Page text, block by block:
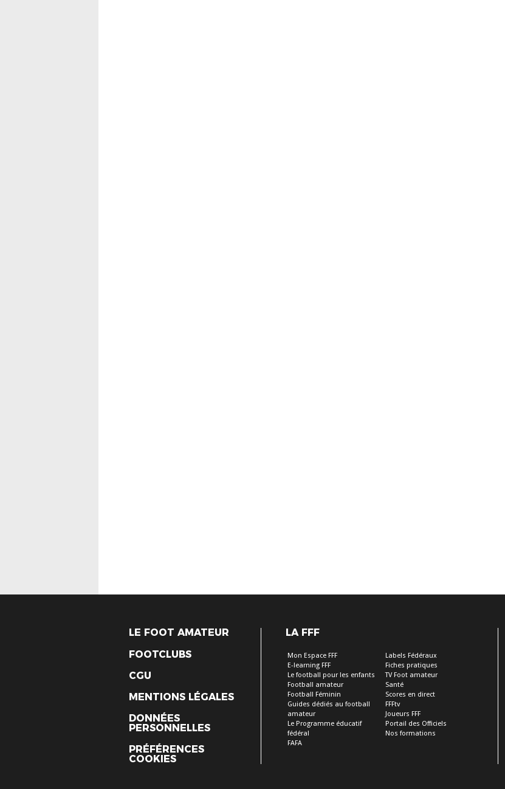
LE FOOT AMATEUR
FOOTCLUBS
CGU
MENTIONS LÉGALES
DONNÉES
PERSONNELLES
PRÉFÉRENCES
COOKIES
LA FFF
Mon Espace FFF
E-learning FFF
Le football pour les enfants
Football amateur
Football Féminin
Guides dédiés au football
amateur
Le Programme éducatif
fédéral
FAFA
Labels Fédéraux
Fiches pratiques
TV Foot amateur
Santé
Scores en direct
FFFtv
Joueurs FFF
Portail des Officiels
Nos formations